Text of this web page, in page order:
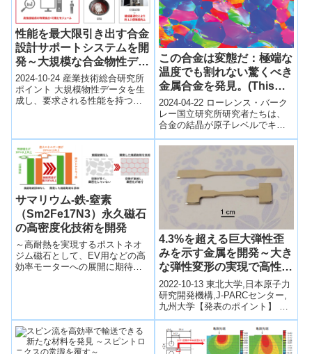
性能を最大限引き出す合金
設計サポートシステムを開
発～大規模な合金物性デー
タから添加元素の組み合わ
せの特徴を可視化～
2024-10-24 産業技術総合研究所
ポイント 大規模物性データを生
成し、要求される性能を持つ合
この合金は変態だ：極端な
温度でも割れない驚くべき
金属合金を発見。(This
Alloy is Kinky：
Researchers have
uncovered a remarkable
metal alloy that won’t
temperatures due)
2024-04-22 ローレンス・バーク
レー国立研究所研究者たちは、
合金の結晶が原子レベルでキン
ク（曲がる）することによっ
て、極端な温度でも割れない驚
サマリウム-鉄-窒素
（Sm2Fe17N3）永久磁石
の高密度化技術を開発
～高耐熱を実現するポストネオ
ジム磁石として、EV用などの高
効率モーターへの展開に期待～
4.3%を超える巨大弾性歪
みを示す金属を開発～大き
な弾性変形の実現で高性能
ばね材等への応用に期待～
2022-10-13 東北大学,日本原子力
研究開発機構,J-PARCセンター,
九州大学【発表のポイント】 バ
ルク銅系合金において金属学の
常識を覆す4.3%の弾性...